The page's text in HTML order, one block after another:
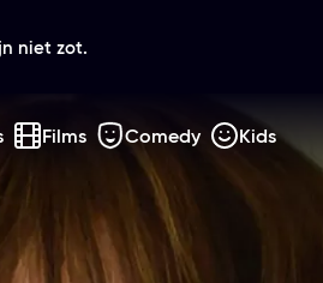
niet zot.
Films Comedy Kids